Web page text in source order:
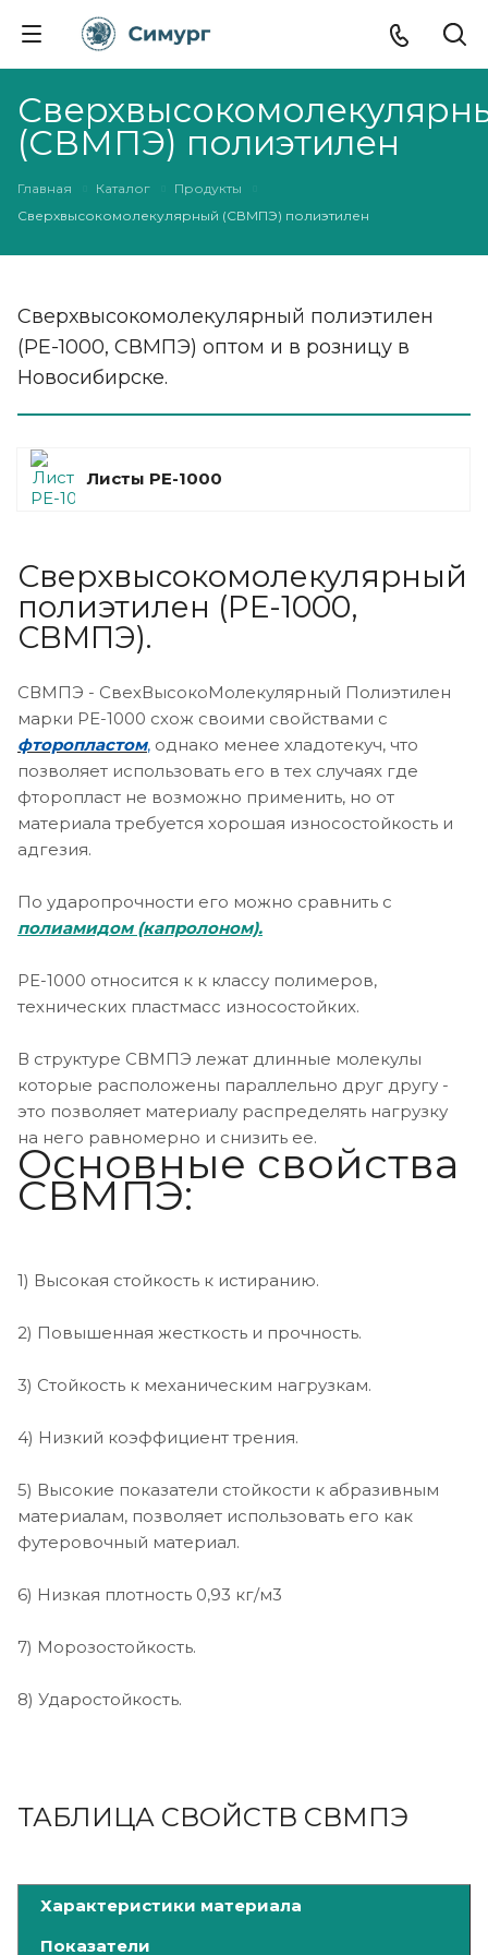
(СВМПЭ) полиэтилен
Главная Каталог
Продукты
Сверхвысокомолекулярный (СВМПЭ) полиэтилен
Сверхвысокомолекулярный полиэтилен
(PE-1000, СВМПЭ) оптом и в розницу в
Новосибирске.
Листы РЕ-1000
Сверхвысокомолекулярный
полиэтилен (PE-1000,
СВМПЭ).
СВМПЭ - СвехВысокоМолекулярный Полиэтилен
марки РЕ-1000 схож своими свойствами с
фторопластом, однако менее хладотекуч, что
позволяет использовать его в тех случаях где
фторопласт не возможно применить, но от
материала требуется хорошая износостойкость и
адгезия.
По ударопрочности его можно сравнить с
полиамидом (капролоном).
РЕ-1000 относится к к классу полимеров,
технических пластмасс износостойких.
В структуре СВМПЭ лежат длинные молекулы
которые расположены параллельно друг другу -
это позволяет материалу распределять нагрузку
на него равномерно и снизить ее.
Основные свойства
СВМПЭ:
1) Высокая стойкость к истиранию.
2) Повышенная жесткость и прочность.
3) Стойкость к механическим нагрузкам.
4) Низкий коэффициент трения.
5) Высокие показатели стойкости к абразивным
материалам, позволяет использовать его как
футеровочный материал.
6) Низкая плотность 0,93 кг/м3
7) Морозостойкость.
8) Ударостойкость.
ТАБЛИЦА СВОЙСТВ СВМПЭ
Характеристики материала
Показатели